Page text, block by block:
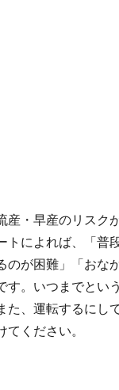
産・早産のリスク
トによれば、「普
のが困難」「おな
す。いつまでとい
た、運転するにし
ください。